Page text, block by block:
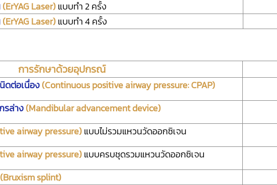
(ErYAG Laser)แบบทำ 2 ครั้ง
(ErYAG Laser)แบบทำ 4 ครั้ง
การรักษาด้วยอุปกรณ์
ดต่อเนื่อง(Continuous positive airway pressure: CPAP)
รล่าง(Mandibular advancement device)
airway pressure)แบบไม่รวมแหวนวัดออกซิเจน
airway pressure)แบบครบชุดรวมแหวนวัดออกซิเจน
(Bruxism splint)